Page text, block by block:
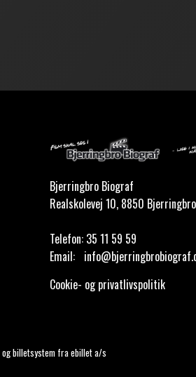
Bjerringbro Biograf
Realskolevej 10, 8850 Bjerringbro
Telefon: 35 11 59 59
Email:
Cookie- og privatlivspolitik
og billetsystem fra ebillet a/s